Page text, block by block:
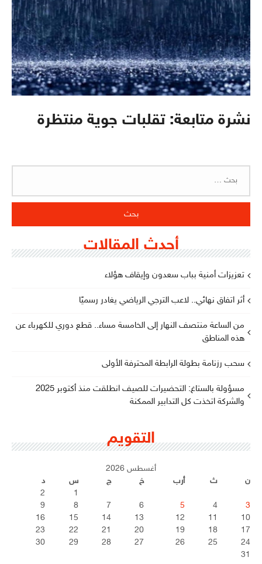
نشرة متابعة: تقلبات جوية منتظرة
أحدث المقالات
تعزيزات أمنية بباب سعدون وإيقاف هؤلاء
أثر اتفاق نهائي.. لاعب الترجي الرياضي يغادر رسميًا
من الساعة منتصف النهار إلى الخامسة مساء.. قطع دوري للكهرباء عن
هذه المناطق
سحب رزنامة بطولة الرابطة المحترفة الأولى
مسؤولة بالستاغ: التحضيرات للصيف انطلقت منذ أكتوبر 2025
والشركة اتخذت كل التدابير الممكنة
التقويم
أغسطس 2026
ن
ث أرب خ ج س
د
1
2
3
4
5
6
7
8
9
10
11
12
13
14
15
16
17
18
19
20
21
22
23
24
25
26
27
28
29
30
31